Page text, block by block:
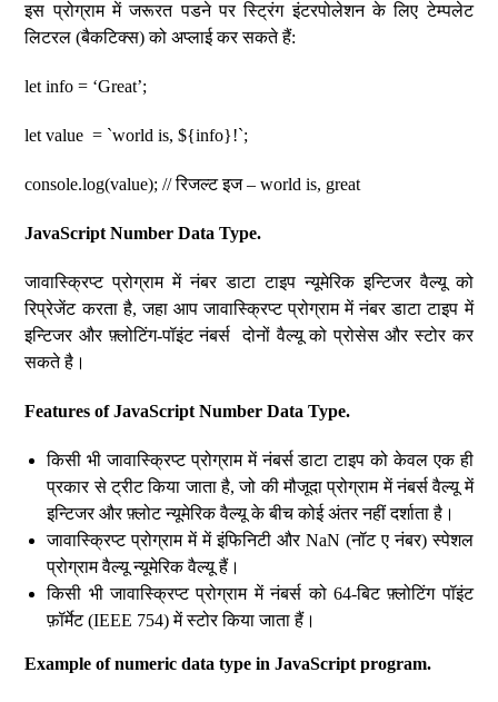
इस प्रोग्राम में जरूरत पडने पर स्ट्रिंग इंटरपोलेशन के लिए टेम्पलेट
लिटरल (बैकटिक्स) को अप्लाई कर सकते हैं:
let info = ‘Great’;
let value = `world is, ${info}!`;
console.log(value); // रिजल्ट इज – world is, great
JavaScript Number Data Type.
जावास्क्रिप्ट प्रोग्राम में नंबर डाटा टाइप न्यूमेरिक इन्टिजर वैल्यू को
रिप्रेजेंट करता है, जहा आप जावास्क्रिप्ट प्रोग्राम में नंबर डाटा टाइप में
इन्टिजर और फ़्लोटिंग-पॉइंट नंबर्स दोनों वैल्यू को प्रोसेस और स्टोर कर
सकते है।
Features of JavaScript Number Data Type.
किसी भी जावास्क्रिप्ट प्रोग्राम में नंबर्स डाटा टाइप को केवल एक ही
प्रकार से ट्रीट किया जाता है, जो की मौजूदा प्रोग्राम में नंबर्स वैल्यू में
इन्टिजर और फ़्लोट न्यूमेरिक वैल्यू के बीच कोई अंतर नहीं दर्शाता है।
जावास्क्रिप्ट प्रोग्राम में में इंफिनिटी और NaN (नॉट ए नंबर) स्पेशल
प्रोग्राम वैल्यू न्यूमेरिक वैल्यू हैं।
किसी भी जावास्क्रिप्ट प्रोग्राम में नंबर्स को 64-बिट फ़्लोटिंग पॉइंट
फ़ॉर्मेट (IEEE 754) में स्टोर किया जाता हैं।
Example of numeric data type in JavaScript program.